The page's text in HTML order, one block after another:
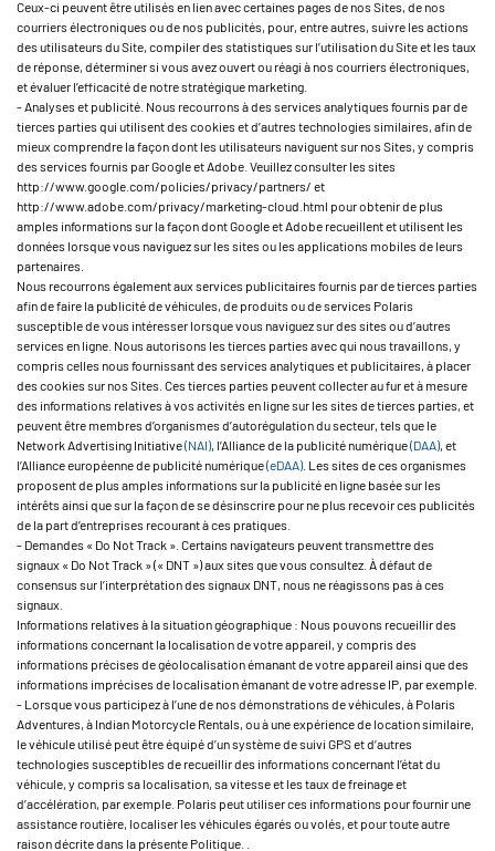
Ceux-ci peuvent être utilisés en lien avec certaines pages de nos Sites, de nos
courriers électroniques ou de nos publicités, pour, entre autres, suivre les actions
des utilisateurs du Site, compiler des statistiques sur l’utilisation du Site et les taux
de réponse, déterminer si vous avez ouvert ou réagi à nos courriers électroniques,
et évaluer l’efficacité de notre stratégique marketing.
- Analyses et publicité. Nous recourrons à des services analytiques fournis par de
tierces parties qui utilisent des cookies et d’autres technologies similaires, afin de
mieux comprendre la façon dont les utilisateurs naviguent sur nos Sites, y compris
des services fournis par Google et Adobe. Veuillez consulter les sites
http://www.google.com/policies/privacy/partners/ et
http://www.adobe.com/privacy/marketing-cloud.html pour obtenir de plus
amples informations sur la façon dont Google et Adobe recueillent et utilisent les
données lorsque vous naviguez sur les sites ou les applications mobiles de leurs
partenaires.
Nous recourrons également aux services publicitaires fournis par de tierces parties
afin de faire la publicité de véhicules, de produits ou de services Polaris
susceptible de vous intéresser lorsque vous naviguez sur des sites ou d’autres
services en ligne. Nous autorisons les tierces parties avec qui nous travaillons, y
compris celles nous fournissant des services analytiques et publicitaires, à placer
des cookies sur nos Sites. Ces tierces parties peuvent collecter au fur et à mesure
des informations relatives à vos activités en ligne sur les sites de tierces parties, et
peuvent être membres d’organismes d’autorégulation du secteur, tels que le
Network Advertising Initiative(NAI), l’Alliance de la publicité numérique(DAA), et
l’Alliance européenne de publicité numérique(eDAA). Les sites de ces organismes
proposent de plus amples informations sur la publicité en ligne basée sur les
intérêts ainsi que sur la façon de se désinscrire pour ne plus recevoir ces publicités
de la part d’entreprises recourant à ces pratiques.
- Demandes « Do Not Track ». Certains navigateurs peuvent transmettre des
signaux « Do Not Track » (« DNT ») aux sites que vous consultez. À défaut de
consensus sur l’interprétation des signaux DNT, nous ne réagissons pas à ces
signaux.
Informations relatives à la situation géographique : Nous pouvons recueillir des
informations concernant la localisation de votre appareil, y compris des
informations précises de géolocalisation émanant de votre appareil ainsi que des
informations imprécises de localisation émanant de votre adresse IP, par exemple.
- Lorsque vous participez à l’une de nos démonstrations de véhicules, à Polaris
Adventures, à Indian Motorcycle Rentals, ou à une expérience de location similaire,
le véhicule utilisé peut être équipé d’un système de suivi GPS et d’autres
technologies susceptibles de recueillir des informations concernant l’état du
véhicule, y compris sa localisation, sa vitesse et les taux de freinage et
d’accélération, par exemple. Polaris peut utiliser ces informations pour fournir une
assistance routière, localiser les véhicules égarés ou volés, et pour toute autre
raison décrite dans la présente Politique. .